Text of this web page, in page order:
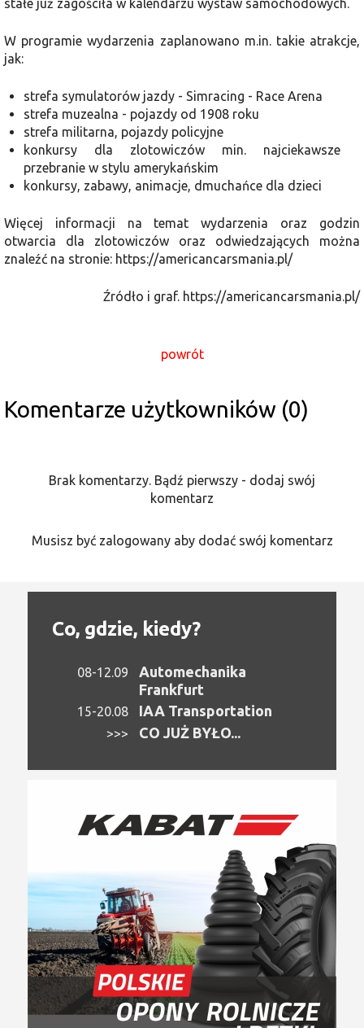
stałe już zagościła w kalendarzu wystaw samochodowych.
W programie wydarzenia zaplanowano m.in. takie atrakcje,
jak:
strefa symulatorów jazdy - Simracing - Race Arena
strefa muzealna - pojazdy od 1908 roku
strefa militarna, pojazdy policyjne
konkursy dla zlotowiczów min. najciekawsze
przebranie w stylu amerykańskim
konkursy, zabawy, animacje, dmuchańce dla dzieci
Więcej informacji na temat wydarzenia oraz godzin
otwarcia dla zlotowiczów oraz odwiedzających można
znaleźć na stronie: https://americancarsmania.pl/
Źródło i graf. https://americancarsmania.pl/
powrót
Komentarze użytkowników (0)
Brak komentarzy. Bądź pierwszy - dodaj swój
komentarz
Musisz być zalogowany aby dodać swój komentarz
Co, gdzie, kiedy?
08-12.09
Automechanika
Frankfurt
15-20.08 IAA Transportation
>>> CO JUŻ BYŁO...